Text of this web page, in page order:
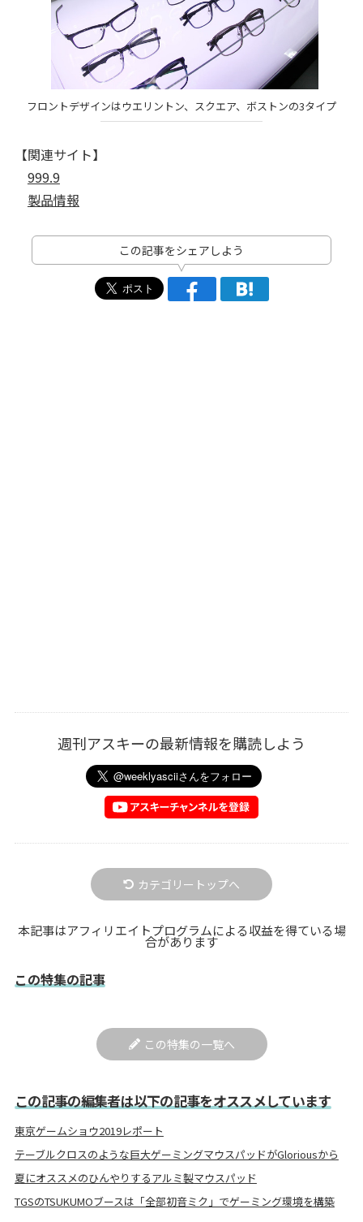
フロントデザインはウエリントン、スクエア、ボストンの3タイプ
【関連サイト】
999.9
製品情報
この記事をシェアしよう
週刊アスキーの最新情報を購読しよう
カテゴリートップへ
本記事はアフィリエイトプログラムによる収益を得ている場
合があります
この特集の記事
この特集の一覧へ
この記事の編集者は以下の記事をオススメしています
東京ゲームショウ2019レポート
テーブルクロスのような巨大ゲーミングマウスパッドがGloriousから
夏にオススメのひんやりするアルミ製マウスパッド
TGSのTSUKUMOブースは「全部初音ミク」でゲーミング環境を構築